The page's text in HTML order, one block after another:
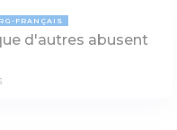
FRANÇAIS
d'autres abusent